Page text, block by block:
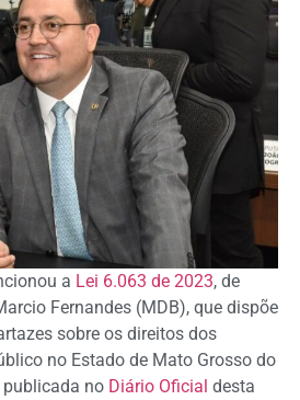
a Lei 6.063 de 2023, de
Fernandes (MDB), que dispõe
sobre os direitos dos
no Estado de Mato Grosso do
no Diário Oficial desta